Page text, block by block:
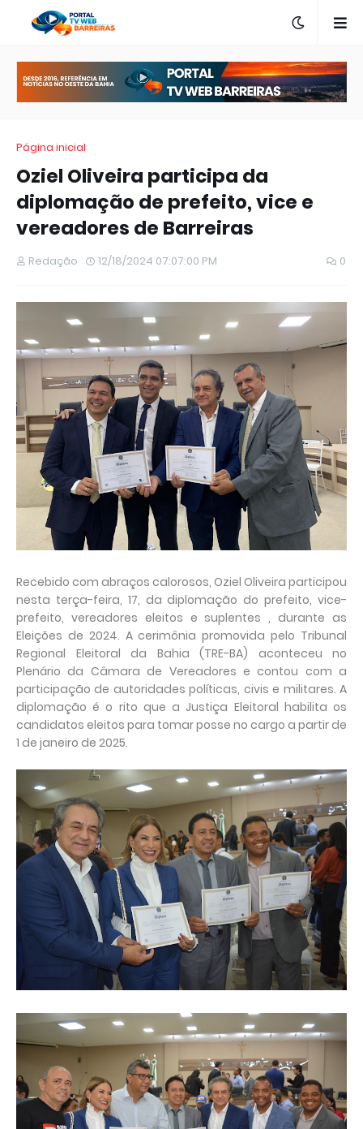
Página inicial
Oziel Oliveira participa da
diplomação de prefeito, vice e
vereadores de Barreiras
Redação 12/18/2024 07:07:00 PM 0
Recebido com abraços calorosos, Oziel Oliveira participou
nesta terça-feira, 17, da diplomação do prefeito, vice-
prefeito, vereadores eleitos e suplentes , durante as
Eleições de 2024. A cerimônia promovida pelo Tribunal
Regional Eleitoral da Bahia (TRE-BA) aconteceu no
Plenário da Câmara de Vereadores e contou com a
participação de autoridades políticas, civis e militares. A
diplomação é o rito que a Justiça Eleitoral habilita os
candidatos eleitos para tomar posse no cargo a partir de
1 de janeiro de 2025.